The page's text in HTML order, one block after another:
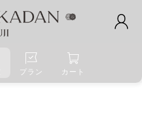
プラン カート